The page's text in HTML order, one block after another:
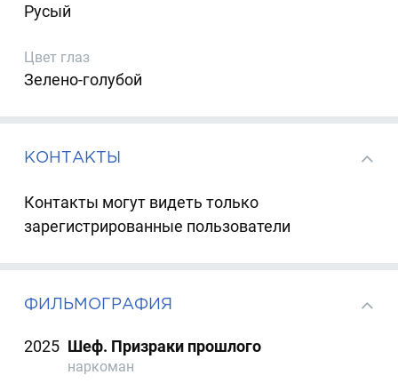
Русый
Цвет глаз
Зелено-голубой
КОНТАКТЫ
Контакты могут видеть только
зарегистрированные пользователи
ФИЛЬМОГРАФИЯ
2025 Шеф. Призраки прошлого
наркоман